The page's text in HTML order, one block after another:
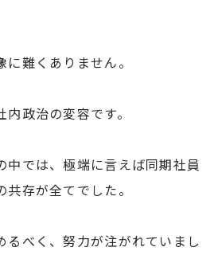
難くありません。
政治の変容です。
中では、極端に言えば同期社員
存が全てでした。
るべく、努力が注がれていまし